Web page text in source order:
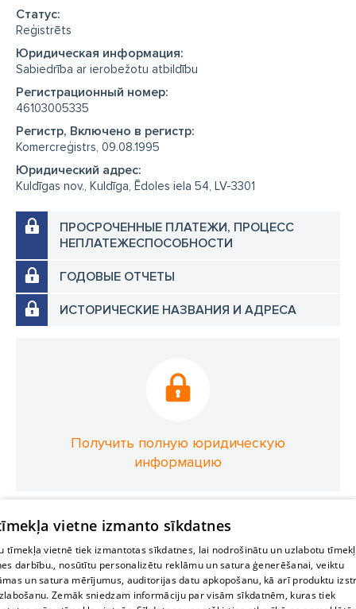
Cтатус:
Reģistrēts
Юридическая информация:
Sabiedrība ar ierobežotu atbildību
Регистрационный номер:
46103005335
Регистр, Включено в регистр:
Komercreģistrs, 09.08.1995
Юридический адрес:
Kuldīgas nov., Kuldīga, Ēdoles iela 54, LV-3301
ПРОСРОЧЕННЫЕ ПЛАТЕЖИ, ПРОЦЕСС
НЕПЛАТЕЖЕСПОСОБНОСТИ
ГОДОВЫЕ ОТЧЕТЫ
ИСТОРИЧЕСКИЕ НАЗВАНИЯ И АДРЕСА
Получить полную юридическую
информацию
vietne izmanto sīkdatnes
tīmekļa vietnē tiek izmantotas sīkdatnes, lai nodrošinātu un uzlabotu
darbību., nosūtītu personalizētu reklāmu un satura ģenerēšanai, veiktu
un satura mērījumus, auditorijas datu apkopošanu, kā arī produktu
Zemāk sniedzam informāciju par visām sīkdatnēm, kuras tiek